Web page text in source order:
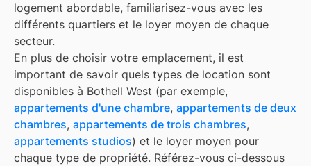
logement abordable, familiarisez-vous avec les
différents quartiers et le loyer moyen de chaque
secteur.
En plus de choisir votre emplacement, il est
important de savoir quels types de location sont
disponibles à Bothell West (par exemple,
appartements d'une chambre, appartements de deux
chambres, appartements de trois chambres,
appartements studios) et le loyer moyen pour
chaque type de propriété. Référez-vous ci-dessous